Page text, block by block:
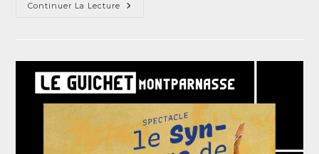
Continuer La Lecture